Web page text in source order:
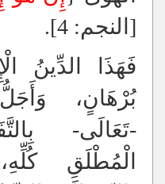
[النجم: 4].
فَهَذَا الدِّينُ
بُرْهَانٍ،
-تَعَالَى-
الْمُطْلَقِ